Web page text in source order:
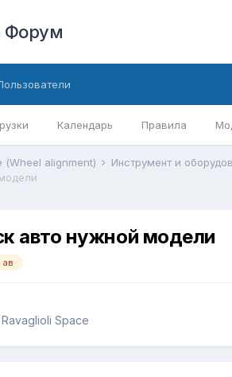
Форум
Календарь Правила
alignment)
авто нужной модели
ав
Ravaglioli Space